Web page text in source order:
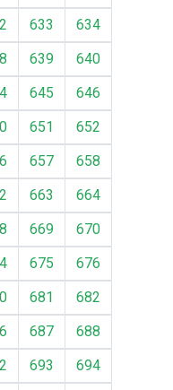
633
634
639
640
645
646
651
652
657
658
663
664
669
670
675
676
681
682
687
688
693
694